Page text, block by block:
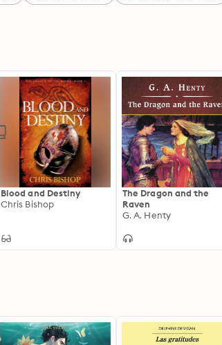
Blood and Destiny
Chris Bishop
The Dragon and the
Raven
G. A. Henty